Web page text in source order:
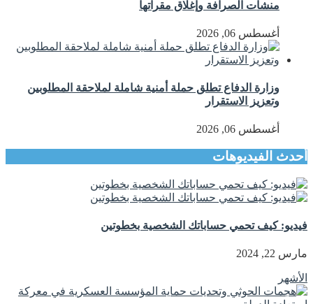
منشآت الصرافة وإغلاق مقراتها
أغسطس 06, 2026
وزارة الدفاع تطلق حملة أمنية شاملة لملاحقة المطلوبين
وتعزيز الاستقرار
أغسطس 06, 2026
أحدث الفيديوهات
فيديو: كيف تحمي حساباتك الشخصية بخطوتين
مارس 22, 2024
الأشهر